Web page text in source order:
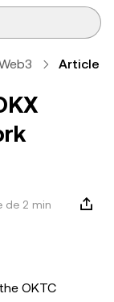
Article
de 2 min
OKTC